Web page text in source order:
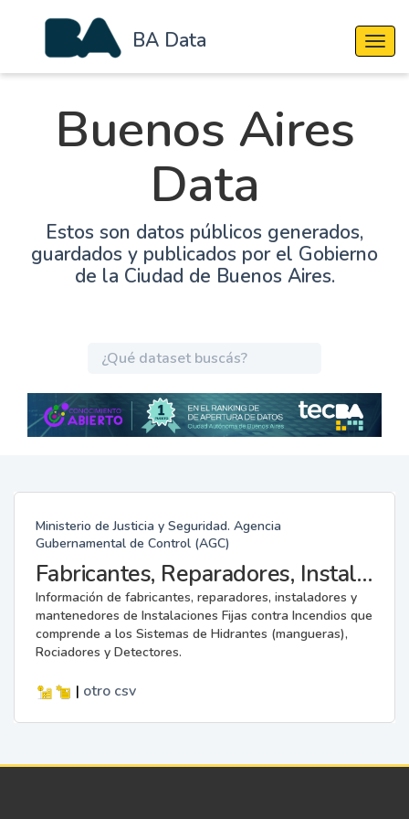
BA Data
Buenos Aires
Data
Estos son datos públicos generados,
guardados y publicados por el Gobierno
de la Ciudad de Buenos Aires.
Ministerio de Justicia y Seguridad. Agencia
Gubernamental de Control (AGC)
Fabricantes, Reparadores, Instaladores y Mantenedores de Instalaciones Fijas contra Incendios.
Información de fabricantes, reparadores, instaladores y
mantenedores de Instalaciones Fijas contra Incendios que
comprende a los Sistemas de Hidrantes (mangueras),
Rociadores y Detectores.
| otro csv